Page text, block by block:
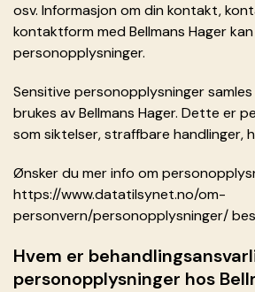
osv. Informasjon om din kontakt,
kontaktform med Bellmans Hager
personopplysninger.
Sensitive personopplysninger samles
brukes av Bellmans Hager. Dette er
som siktelser, straffbare handlinger,
Ønsker du mer info om
https://www.datatilsynet.no/om-
personvern/personopplysninger/
Hvem er
personopplysninger hos